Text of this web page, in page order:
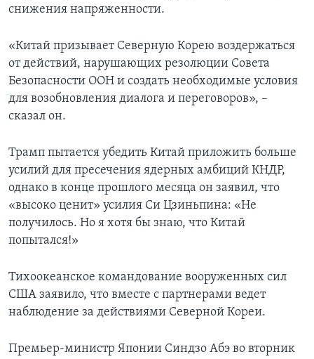
снижения напряженности.
«Китай призывает Северную Корею воздержаться
от действий, нарушающих резолюции Совета
Безопасности ООН и создать необходимые условия
для возобновления диалога и переговоров», –
сказал он.
Трамп пытается убедить Китай приложить больше
усилий для пресечения ядерных амбиций КНДР,
однако в конце прошлого месяца он заявил, что
«высоко ценит» усилия Си Цзиньпина: «Не
получилось. Но я хотя бы знаю, что Китай
попытался!»
Тихоокеанское командование вооруженных сил
США заявило, что вместе с партнерами ведет
наблюдение за действиями Северной Кореи.
Премьер-министр Японии Синдзо Абэ во вторник